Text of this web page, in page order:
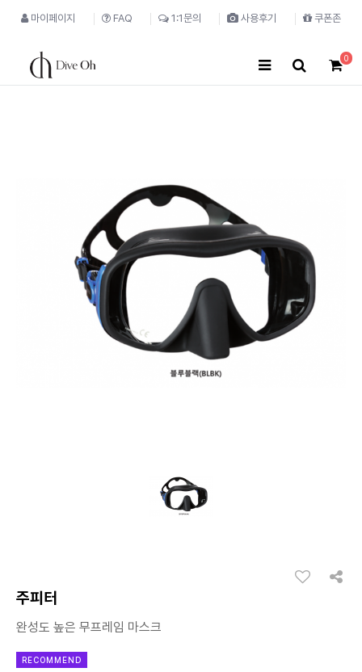
마이페이지 FAQ 1:1문의 사용후기 쿠폰존
0
주피터
완성도 높은 무프레임 마스크
RECOMMEND